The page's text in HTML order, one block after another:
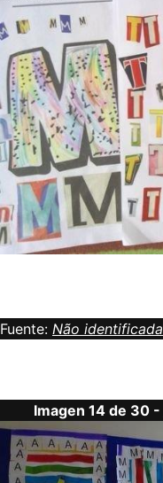
Fuente: Não identificada
Imagen 14 de 30 -